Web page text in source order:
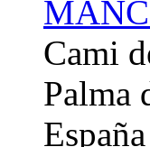
Cami
Palma
España